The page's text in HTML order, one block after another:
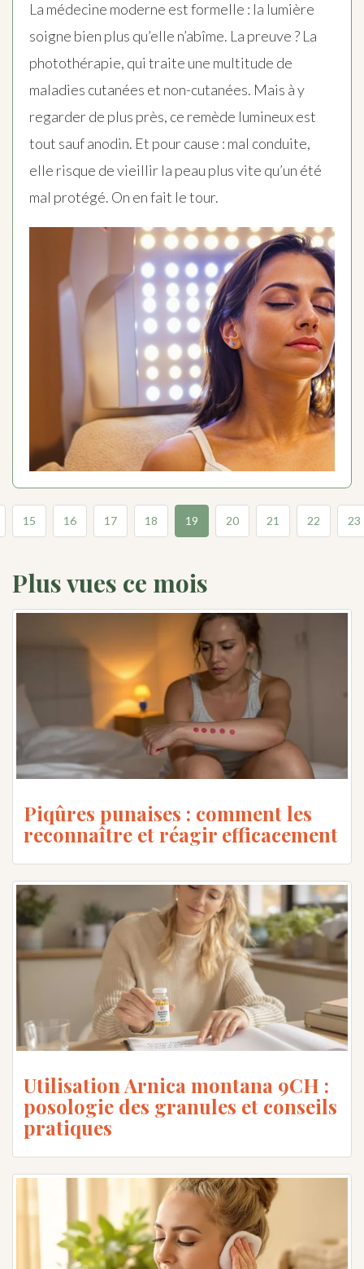
La médecine moderne est formelle : la lumière
soigne bien plus qu’elle n’abîme. La preuve ? La
photothérapie, qui traite une multitude de
maladies cutanées et non-cutanées. Mais à y
regarder de plus près, ce remède lumineux est
tout sauf anodin. Et pour cause : mal conduite,
elle risque de vieillir la peau plus vite qu’un été
mal protégé. On en fait le tour.
15 16 17 18 19 20 21 22 23
Plus vues ce mois
Piqûres punaises : comment les
reconnaître et réagir efficacement
Utilisation Arnica montana 9CH :
posologie des granules et conseils
pratiques